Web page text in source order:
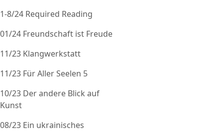
1-8/24 Required Reading
01/24 Freundschaft ist Freude
11/23 Klangwerkstatt
11/23 Für Aller Seelen 5
10/23 Der andere Blick auf
Kunst
08/23 Ein ukrainisches